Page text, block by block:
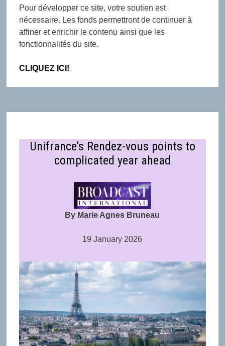
Pour développer ce site, votre soutien est
nécessaire. Les fonds permettront de continuer à
affiner et enrichir le contenu ainsi que les
fonctionnalités du site.
CLIQUEZ ICI!
Unifrance’s Rendez-vous points to
complicated year ahead
By Marie Agnes Bruneau
19 January 2026